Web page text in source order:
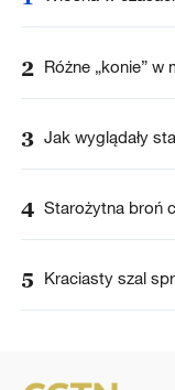
2 Różne „konie” w
3 Jak wyglądały
4 Starożytna broń
5 Kraciasty szal